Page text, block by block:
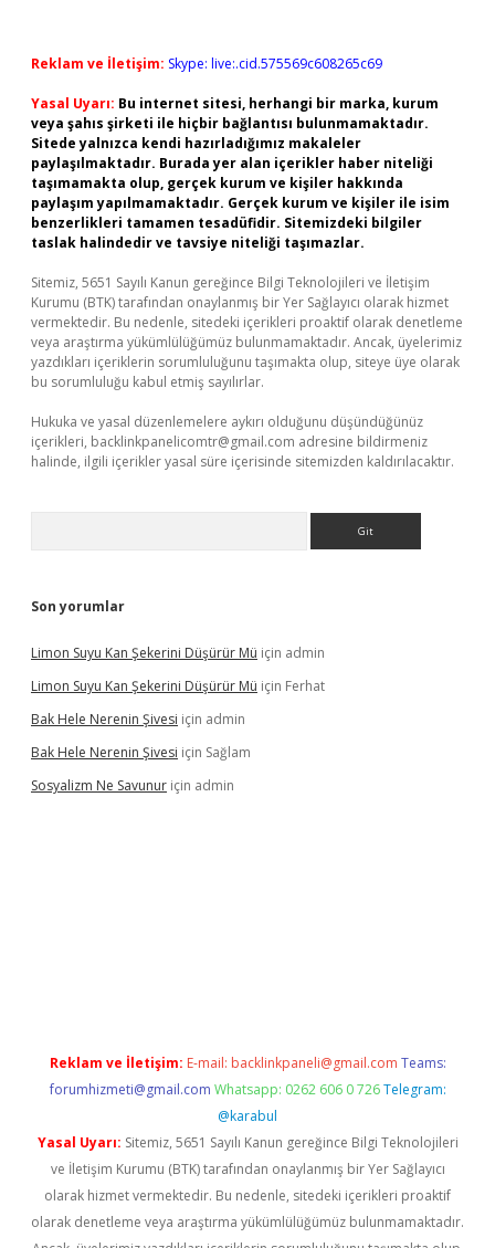
Reklam ve İletişim: Skype: live:.cid.575569c608265c69
Yasal Uyarı: Bu internet sitesi, herhangi bir marka, kurum
veya şahıs şirketi ile hiçbir bağlantısı bulunmamaktadır.
Sitede yalnızca kendi hazırladığımız makaleler
paylaşılmaktadır. Burada yer alan içerikler haber niteliği
taşımamakta olup, gerçek kurum ve kişiler hakkında
paylaşım yapılmamaktadır. Gerçek kurum ve kişiler ile isim
benzerlikleri tamamen tesadüfidir. Sitemizdeki bilgiler
taslak halindedir ve tavsiye niteliği taşımazlar.
Sitemiz, 5651 Sayılı Kanun gereğince Bilgi Teknolojileri ve İletişim
Kurumu (BTK) tarafından onaylanmış bir Yer Sağlayıcı olarak hizmet
vermektedir. Bu nedenle, sitedeki içerikleri proaktif olarak denetleme
veya araştırma yükümlülüğümüz bulunmamaktadır. Ancak, üyelerimiz
yazdıkları içeriklerin sorumluluğunu taşımakta olup, siteye üye olarak
bu sorumluluğu kabul etmiş sayılırlar.
Hukuka ve yasal düzenlemelere aykırı olduğunu düşündüğünüz
içerikleri, backlinkpanelicomtr@gmail.com adresine bildirmeniz
halinde, ilgili içerikler yasal süre içerisinde sitemizden kaldırılacaktır.
Son yorumlar
Limon Suyu Kan Şekerini Düşürür Mü için admin
Limon Suyu Kan Şekerini Düşürür Mü için Ferhat
Bak Hele Nerenin Şivesi için admin
Bak Hele Nerenin Şivesi için Sağlam
Sosyalizm Ne Savunur için admin
Reklam ve İletişim: E-mail: backlinkpaneli@gmail.com Teams:
forumhizmeti@gmail.com Whatsapp: 0262 606 0 726 Telegram:
@karabul
Yasal Uyarı: Sitemiz, 5651 Sayılı Kanun gereğince Bilgi Teknolojileri
ve İletişim Kurumu (BTK) tarafından onaylanmış bir Yer Sağlayıcı
olarak hizmet vermektedir. Bu nedenle, sitedeki içerikleri proaktif
olarak denetleme veya araştırma yükümlülüğümüz bulunmamaktadır.